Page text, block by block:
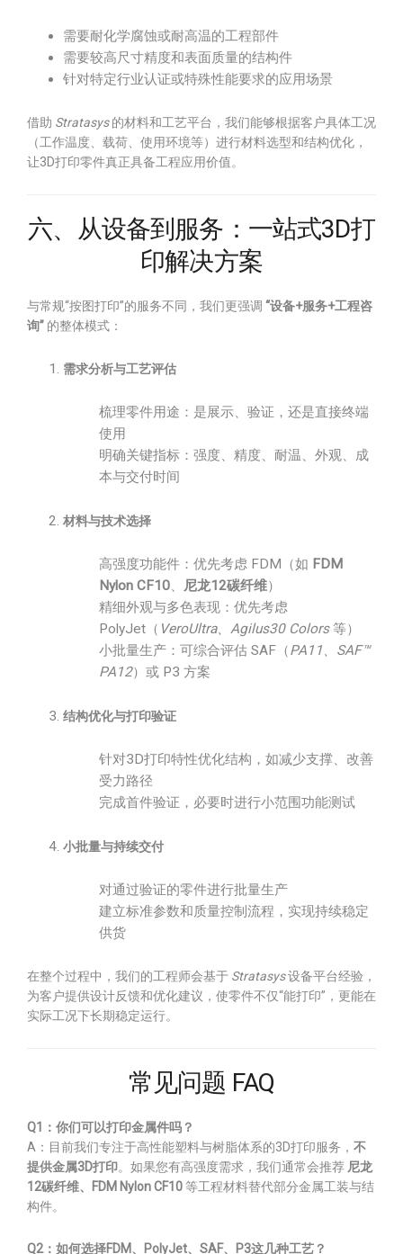
需要耐化学腐蚀或耐高温的工程部件
需要较高尺寸精度和表面质量的结构件
针对特定行业认证或特殊性能要求的应用场景
借助 Stratasys的材料和工艺平台，我们能够根据客户具体工况
（工作温度、载荷、使用环境等）进行材料选型和结构优化，
让3D打印零件真正具备工程应用价值。
六、从设备到服务：一站式3D打
印解决方案
与常规“按图打印”的服务不同，我们更强调 “设备+服务+工程咨
询” 的整体模式：
需求分析与工艺评估
梳理零件用途：是展示、验证，还是直接终端
使用
明确关键指标：强度、精度、耐温、外观、成
本与交付时间
材料与技术选择
高强度功能件：优先考虑 FDM（如 FDM
Nylon CF10、 尼龙12碳纤维）
精细外观与多色表现：优先考虑
PolyJet（ VeroUltra、Agilus30 Colors等）
小批量生产：可综合评估 SAF（PA11、SAF™
PA12）或 P3 方案
结构优化与打印验证
针对3D打印特性优化结构，如减少支撑、改善
受力路径
完成首件验证，必要时进行小范围功能测试
小批量与持续交付
对通过验证的零件进行批量生产
建立标准参数和质量控制流程，实现持续稳定
供货
在整个过程中，我们的工程师会基于 Stratasys设备平台经验，
为客户提供设计反馈和优化建议，使零件不仅“能打印”，更能在
实际工况下长期稳定运行。
常见问题 FAQ
Q1：你们可以打印金属件吗？
A：目前我们专注于高性能塑料与树脂体系的3D打印服务， 不
提供金属3D打印。如果您有高强度需求，我们通常会推荐 尼龙
12碳纤维、FDM Nylon CF10等工程材料替代部分金属工装与结
构件。
Q2：如何选择FDM、PolyJet、SAF、P3这几种工艺？